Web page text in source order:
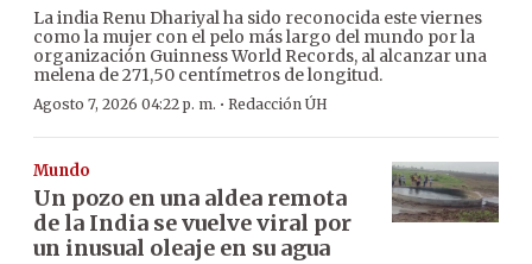
La india Renu Dhariyal ha sido reconocida este viernes
como la mujer con el pelo más largo del mundo por la
organización Guinness World Records, al alcanzar una
melena de 271,50 centímetros de longitud.
Agosto 7, 2026 04:22 p. m. · Redacción ÚH
Mundo
Un pozo en una aldea remota
de la India se vuelve viral por
un inusual oleaje en su agua